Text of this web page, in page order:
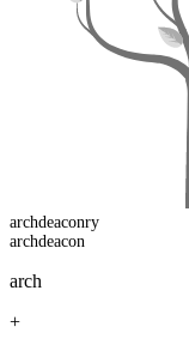
archdeaconry
archdeacon
arch
+